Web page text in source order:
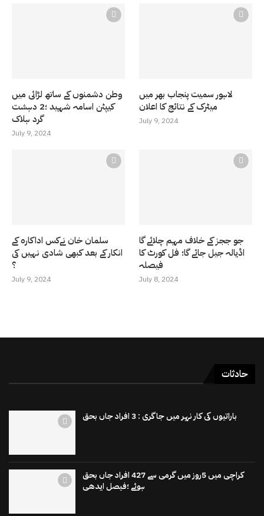
وطن دشمنوں کے ساتھ لڑائی میں
کیپٹن اسامہ شہید ؛2 دہشت
گرد ہلاک
July 9, 2024
لاہور سمیت پنجاب بھر میں
میٹرک کے نتائج کا اعلان
July 9, 2024
سلمان خان نےکس اداکارہ کے
انکار کے بعد کبھی شادی نہیں کی
؟
July 9, 2024
جو ججز کے خلاف مہم چلائے گا
اڈیالہ جیل جائے گا؛ فل کورٹ کا
فیصلہ
July 8, 2024
حادثات
باراتیوں کی کار نہر میں جاگری : 3 افراد جاں بحق
کراچی میں 5روز میں گرمی سے 427 افراد جاں بحق
ہوئے ؛فیصل ایدھی